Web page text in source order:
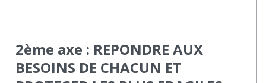
2ème axe : REPONDRE AUX
BESOINS DE CHACUN ET